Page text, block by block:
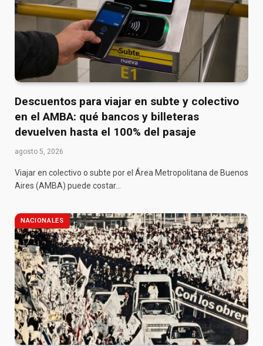
Descuentos para viajar en subte y colectivo
en el AMBA: qué bancos y billeteras
devuelven hasta el 100% del pasaje
agosto 5, 2026
Viajar en colectivo o subte por el Área Metropolitana de Buenos
Aires (AMBA) puede costar…
NACIONALES